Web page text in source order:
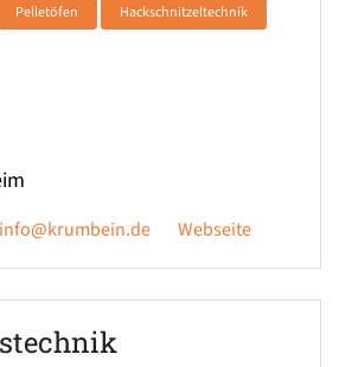
Pelletöfen Hackschnitzeltechnik
info@krumbein.de Webseite